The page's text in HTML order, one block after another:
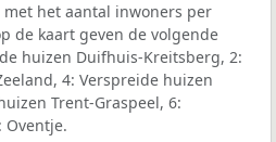
het aantal inwoners per
de kaart geven de volgende
huizen Duifhuis-Kreitsberg, 2:
4: Verspreide huizen
Trent-Graspeel, 6:
Oventje.